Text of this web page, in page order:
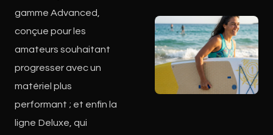
gamme Advanced,
conçue pour les
amateurs souhaitant
progresser avec un
matériel plus
performant ; et enfin la
ligne Deluxe, qui